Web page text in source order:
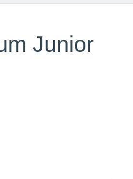
Junior